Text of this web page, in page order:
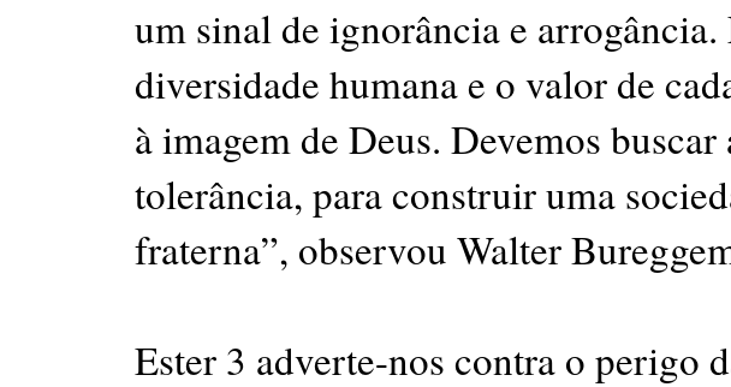
um sinal de ignorância e arrogância.
diversidade humana e o valor de
à imagem de Deus. Devemos
tolerância, para construir uma
fraterna”, observou Walter
Ester 3 adverte-nos contra o perigo